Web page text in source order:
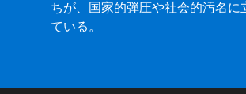
ちが、国家的弾圧や社会的汚名に
ている。